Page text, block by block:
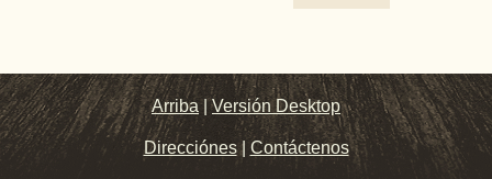
Arriba |Versión Desktop
Direcciónes| Contáctenos